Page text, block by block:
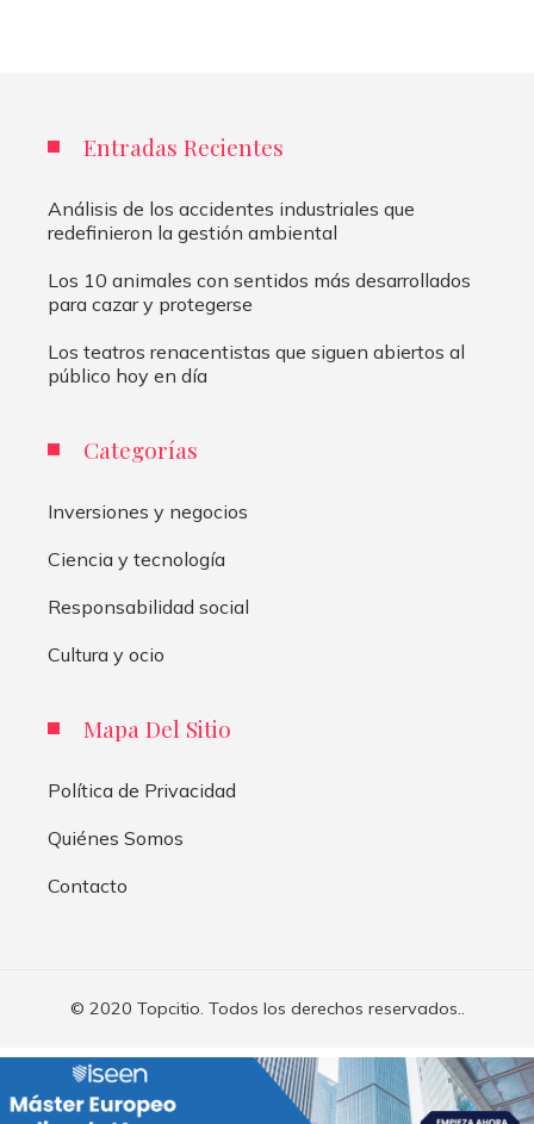
Entradas Recientes
Análisis de los accidentes industriales que
redefinieron la gestión ambiental
Los 10 animales con sentidos más desarrollados
para cazar y protegerse
Los teatros renacentistas que siguen abiertos al
público hoy en día
Categorías
Inversiones y negocios
Ciencia y tecnología
Responsabilidad social
Cultura y ocio
Mapa Del Sitio
Política de Privacidad
Quiénes Somos
Contacto
© 2020 Topcitio. Todos los derechos reservados..